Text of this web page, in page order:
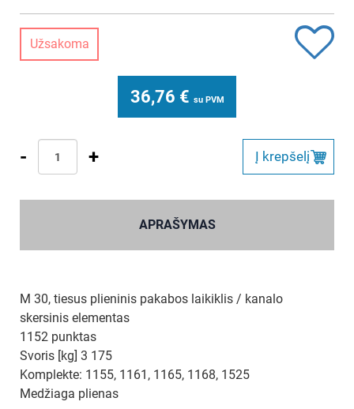
Užsakoma
36,76 € su PVM
- + Į krepšelį
APRAŠYMAS
M 30, tiesus plieninis pakabos laikiklis / kanalo
skersinis elementas
1152 punktas
Svoris [kg] 3 175
Komplekte: 1155, 1161, 1165, 1168, 1525
Medžiaga plienas